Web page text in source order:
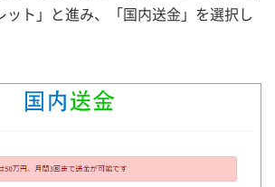
ト」と進み、「国内送金」を選択し